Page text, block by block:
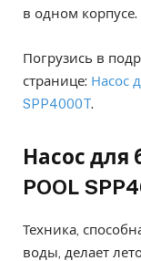
в одном корпусе.
Погрузись в
странице: Насос
SPP4000T.
Насос для
POOL
Техника,
воды, делает